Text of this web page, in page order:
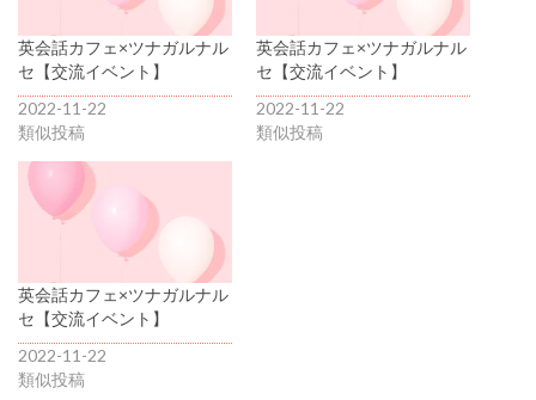
英会話カフェ×ツナガルナル
セ【交流イベント】
2022-11-22
類似投稿
英会話カフェ×ツナガルナル
セ【交流イベント】
2022-11-22
類似投稿
英会話カフェ×ツナガルナル
セ【交流イベント】
2022-11-22
類似投稿